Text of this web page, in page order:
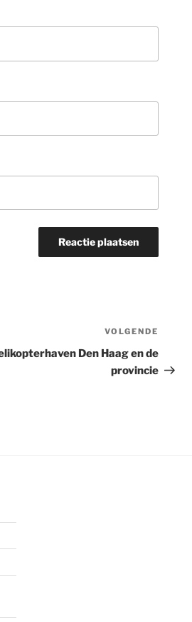
bericht
VOLGENDE
Den Haag en de
provincie